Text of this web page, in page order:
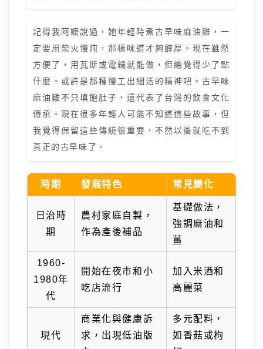
記得我阿嬤說過，她年輕時煮古早味麻油雞，一
定要用柴火慢炖，那樣味道才夠醇厚。現在雖然
方便了，用瓦斯或電鍋就能做，但總覺得少了點
什麼。或許是那種慢工出細活的精神吧。古早味
麻油雞不只填飽肚子，還代表了台灣的飲食文化
傳承。現在很多年輕人可能不知道這些故事，但
我覺得保留這些傳統很重要，不然以後就吃不到
真正的古早味了。
時期 發展特色 常見變化
日治時
期
農村家庭自製，
作為產後補品
基礎做法，
強調麻油和
薑
1960-
1980年
代
開始在夜市和小
吃店流行
加入米酒和
高麗菜
現代
商業化與健康訴
求，出現低油版
多元配料，
如香菇或枸